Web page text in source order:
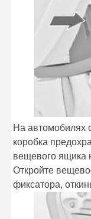
На автомобилях
коробка
вещевого ящика
Откройте
фиксатора,